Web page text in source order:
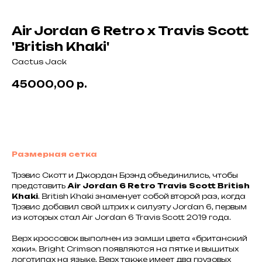
Air Jordan 6 Retro x Travis Scott
'British Khaki'
Cactus Jack
45000,00 р.
Размерная сетка
Трэвис Скотт и Джордан Брэнд объединились, чтобы
представить Air Jordan 6 Retro Travis Scott British
Khaki. British Khaki знаменует собой второй раз, когда
Трэвис добавил свой штрих к силуэту Jordan 6, первым
из которых стал Air Jordan 6 Travis Scott 2019 года.
Верх кроссовок выполнен из замши цвета «британский
хаки». Bright Crimson появляются на пятке и вышитых
логотипах на языке. Верх также имеет два грузовых